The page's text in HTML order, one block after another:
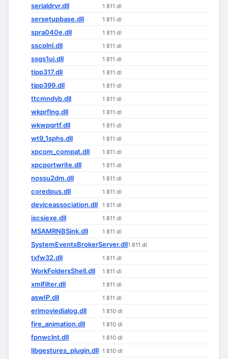
serialdrvr.dll 1 811 dl
sersetupbase.dll 1 811 dl
spra040e.dll 1 811 dl
sscplnl.dll 1 811 dl
ssgs1ui.dll 1 811 dl
tipp317.dll 1 811 dl
tipp399.dll 1 811 dl
ttcmndvb.dll 1 811 dl
wkprflng.dll 1 811 dl
wkwpqrtf.dll 1 811 dl
wt9_1sphs.dll 1 811 dl
xpcom_compat.dll 1 811 dl
xpcportwrite.dll 1 811 dl
nossu2dm.dll 1 811 dl
coredpus.dll 1 811 dl
deviceassociation.dll 1 811 dl
iscsiexe.dll 1 811 dl
MSAMRNBSink.dll 1 811 dl
SystemEventsBrokerServer.dll1 811 dl
txfw32.dll 1 811 dl
WorkFoldersShell.dll 1 811 dl
xmlfilter.dll 1 811 dl
aswIP.dll 1 811 dl
erimoviedialog.dll 1 810 dl
fire_animation.dll 1 810 dl
fpnwclnt.dll 1 810 dl
libgestures_plugin.dll 1 810 dl